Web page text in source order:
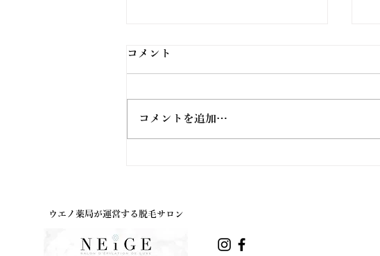
コメント
コメントを追加…
ウエノ薬局が運営する脱毛サロン